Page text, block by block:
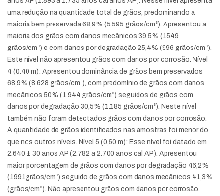
uma redução na quantidade total de grãos, predominando a
maioria bem preservada 68,9% (5.595 grãos/cm³). Apresentou a
maioria dos grãos com danos mecânicos 39,5% (1549
grãos/cm³) e com danos por degradação 25,4% (996 grãos/cm³).
Este nível não apresentou grãos com danos por corrosão. Nível
4 (0,40 m): Apresentou dominância de grãos bem preservados
68,9% (8.628 grãos/cm³), com predomínio de grãos com danos
mecânicos 50% (1.944 grãos/cm³) seguidos de grãos com
danos por degradação 30,5% (1.185 grãos/cm³). Neste nível
também não foram detectados grãos com danos por corrosão.
A quantidade de grãos identificados nas amostras foi menor do
que nos outros níveis. Nível 5 (0,50 m): Esse nível foi datado em
2.640 ± 30 anos AP (2.782 a 2.700 anos cal AP). Apresentou
maior porcentagem de grãos com danos por degradação 46,2%
(1991grãos/cm³) seguido de grãos com danos mecânicos 41,3%
(grãos/cm³). Não apresentou grãos com danos por corrosão.